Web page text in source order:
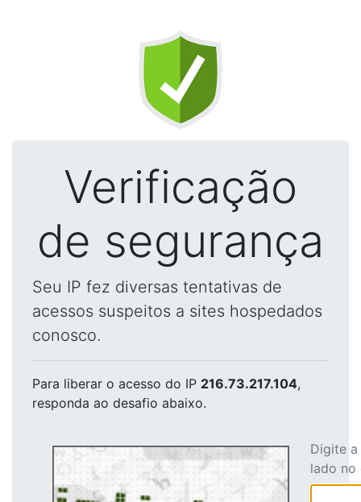
Verificação
de segurança
Seu IP fez diversas tentativas de
acessos suspeitos a sites hospedados
conosco.
Para liberar o acesso do IP 216.73.217.104,
responda ao desafio abaixo.
Digite
lado no